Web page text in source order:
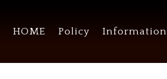
HOME Policy Information